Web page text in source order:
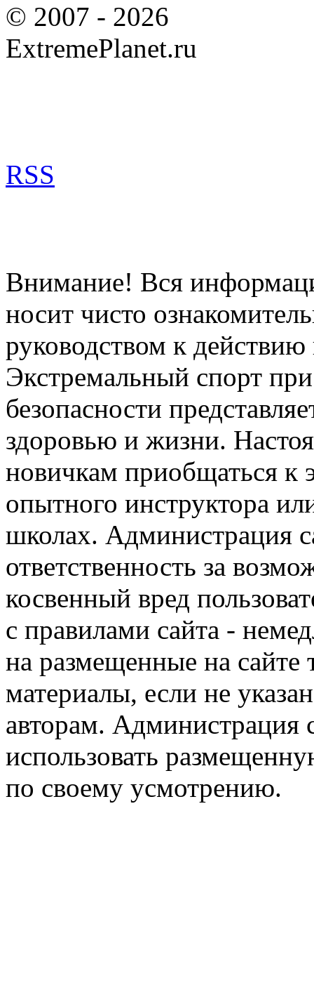
© 2007 - 2026
ExtremePlanet.ru
RSS
Внимание! Вся
носит чисто
руководством к
Экстремальный спорт
безопасности
здоровью и жизни.
новичкам приобщаться к
опытного инструктора
школах. Администрация
ответственность за
косвенный вред
с правилами сайта -
на размещенные на сайте
материалы, если не
авторам. Администрация
использовать
по своему усмотрению.